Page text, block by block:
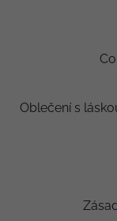
Oblečení s